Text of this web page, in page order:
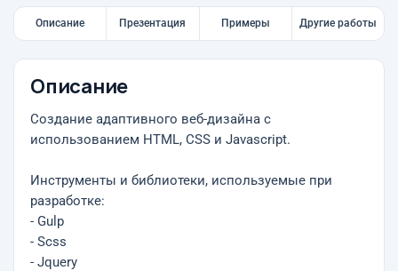
Описание Презентация Примеры Другие работы
Описание
Создание адаптивного веб-дизайна с
использованием HTML, CSS и Javascript.
Инструменты и библиотеки, используемые при
разработке:
- Gulp
- Scss
- Jquery